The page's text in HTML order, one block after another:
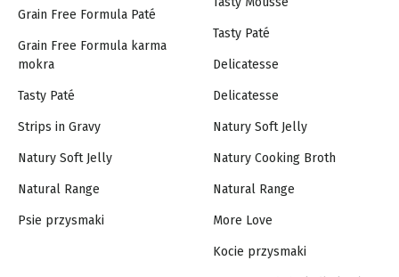
Grain Free Formula Paté
Grain Free Formula karma
mokra
Tasty Paté
Strips in Gravy
Natury Soft Jelly
Natural Range
Psie przysmaki
Tasty Paté
Delicatesse
Delicatesse
Natury Soft Jelly
Natury Cooking Broth
Natural Range
More Love
Kocie przysmaki